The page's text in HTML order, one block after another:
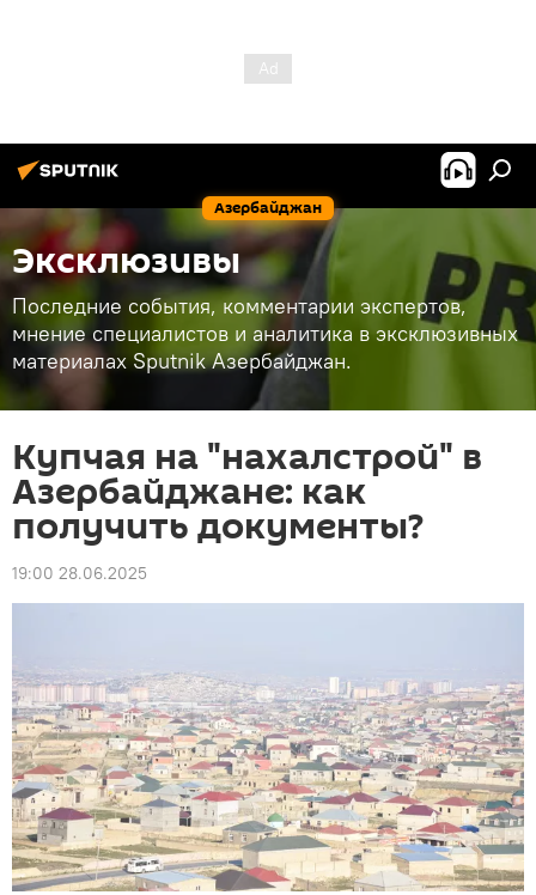
Азербайджан
Эксклюзивы
Последние события, комментарии экспертов,
мнение специалистов и аналитика в эксклюзивных
материалах Sputnik Азербайджан.
Купчая на "нахалстрой" в
Азербайджане: как
получить документы?
19:00 28.06.2025